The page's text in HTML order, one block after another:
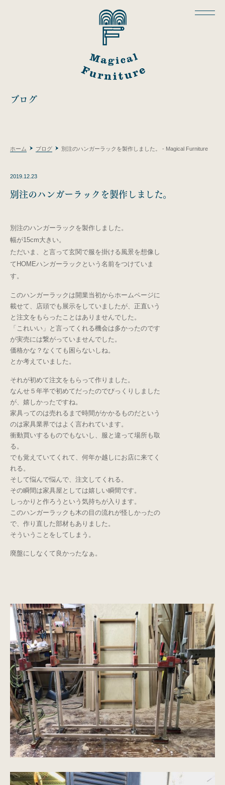
ブログ
ホーム ブログ 別注のハンガーラックを製作しました。 - Magical Furniture
2019.12.23
別注のハンガーラックを製作しました。
別注のハンガーラックを製作しました。
幅が15cm大きい。
ただいま、と言って玄関で服を掛ける風景を想像し
てHOMEハンガーラックという名前をつけていま
す。
このハンガーラックは開業当初からホームページに
載せて、店頭でも展示をしていましたが、正直いう
と注文をもらったことはありませんでした。
「これいい」と言ってくれる機会は多かったのです
が実売には繋がっていませんでした。
価格かな？なくても困らないしね。
とか考えていました。
それが初めて注文をもらって作りました。
なんせ５年半で初めてだったのでびっくりしました
が、嬉しかったですね。
家具ってのは売れるまで時間がかかるものだという
のは家具業界ではよく言われています。
衝動買いするものでもないし、服と違って場所も取
る。
でも覚えていてくれて、何年か越しにお店に来てく
れる。
そして悩んで悩んで、注文してくれる。
その瞬間は家具屋としては嬉しい瞬間です。
しっかりと作ろうという気持ちが入ります。
このハンガーラックも木の目の流れが怪しかったの
で、作り直した部材もありました。
そういうことをしてしまう。
廃盤にしなくて良かったなぁ。